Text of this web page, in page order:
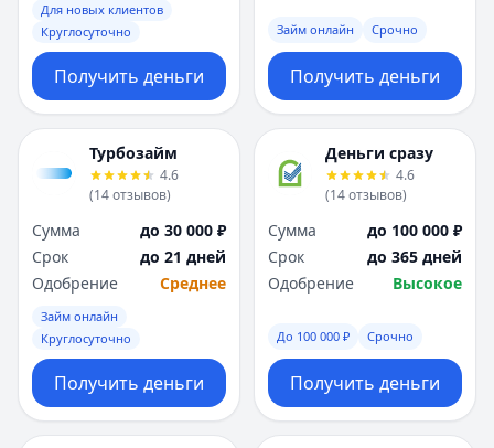
Ч
Чебоксары
Челябинск
Чита
Я
Ярославль
Вся Россия
Ч
Чебоксары
Челябинск
Чита
Я
Ярославль
Вся Россия
Для новых клиентов
Круглосуточно
Получить деньги
Займ онлайн Срочно
Получить деньги
Турбозайм
4.6
(14отзывов)
Сумма
до 30 000 ₽
Срок
до 21 дней
Одобрение
Среднее
Займ онлайн
Круглосуточно
Получить деньги
Деньги сразу
4.6
(14отзывов)
Сумма
до 100 000 ₽
Срок
до 365 дней
Одобрение
Высокое
До 100 000 ₽ Срочно
Получить деньги